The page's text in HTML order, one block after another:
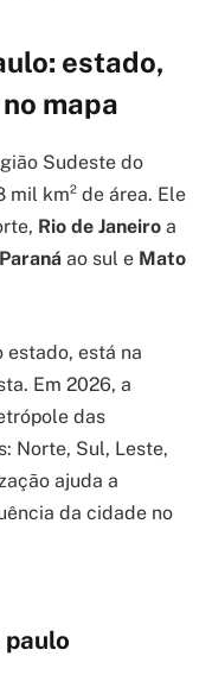
estado,
mapa
Sudeste do
mil km² de área. Ele
Rio de Janeiro a
Paraná ao sul e Mato
estado, está na
Em 2026, a
das
Norte, Sul, Leste,
ajuda a
da cidade no
paulo